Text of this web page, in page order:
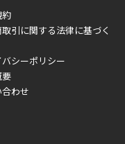
い場合がございま
その他商品との購入に
日についても、通常と
ページをご確認くださ
在庫を使用してご準備
場合は店舗よりお取り
引に関する法律に基づく
シーポリシー
わせ